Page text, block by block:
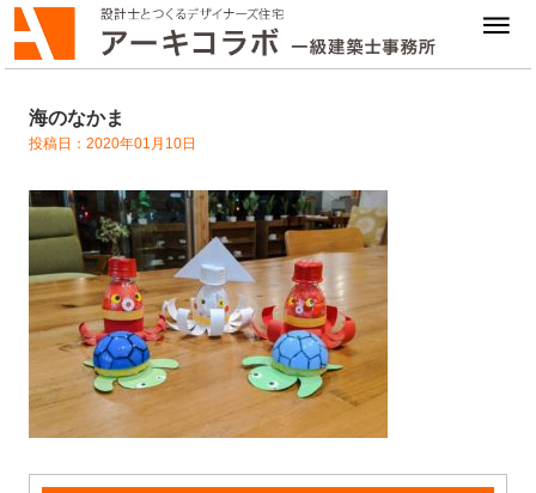
海のなかま
投稿日：2020年01月10日